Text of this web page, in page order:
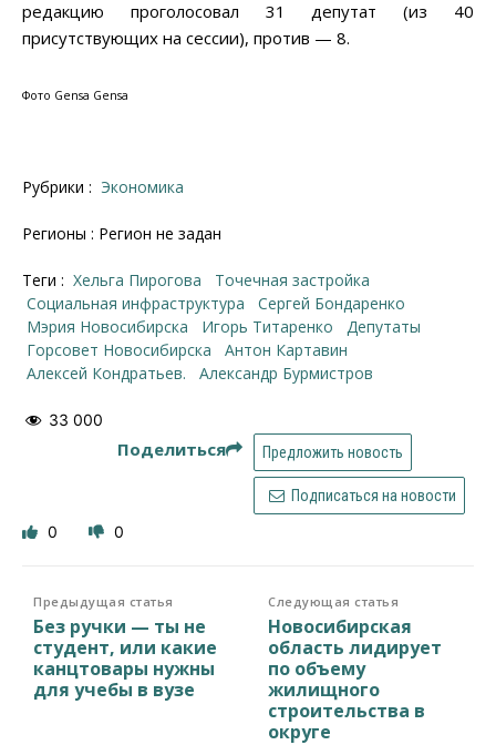
редакцию проголосовал 31 депутат (из 40
присутствующих на сессии), против — 8.
Фото Gensa Gensa
Рубрики : Экономика
Регионы : Регион не задан
Теги : Хельга Пирогова
точечная застройка
социальная инфраструктура
Сергей Бондаренко
Мэрия Новосибирска
Игорь Титаренко
депутаты
горсовет Новосибирска
Антон Картавин
Алексей Кондратьев.
Александр Бурмистров
33 000
Поделиться Предложить новость
Подписаться на новости
0 0
Предыдущая статья
Без ручки — ты не
студент, или какие
канцтовары нужны
для учебы в вузе
Следующая статья
Новосибирская
область лидирует
по объему
жилищного
строительства в
округе